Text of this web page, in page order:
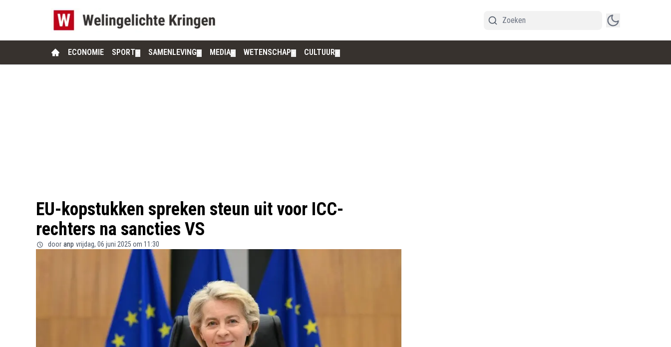
ECONOMIE SPORT SAMENLEVING MEDIA WETENSCHAP CULTUUR
EU-kopstukken spreken steun uit voor ICC-
rechters na sancties VS
door anp vrijdag, 06 juni 2025 om 11:30